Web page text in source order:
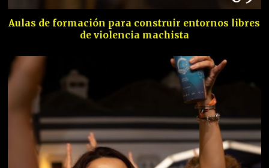
Aulas de formación para construir entornos libres
de violencia machista